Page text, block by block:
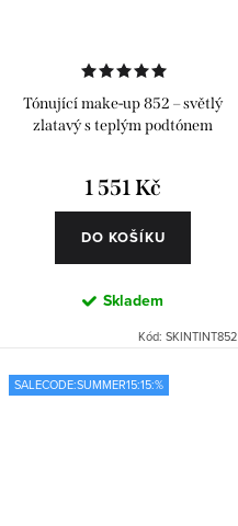
Tónující make-up 852 – světlý
zlatavý s teplým podtónem
1 551 Kč
DO KOŠÍKU
Skladem
Kód: SKINTINT852
SALECODE:SUMMER15:15:%